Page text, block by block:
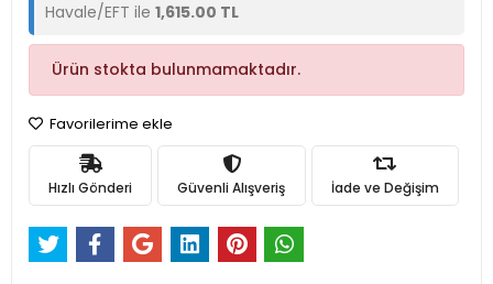
Havale/EFT ile 1,615.00 TL
Ürün stokta bulunmamaktadır.
Favorilerime ekle
Hızlı Gönderi Güvenli Alışveriş İade ve Değişim